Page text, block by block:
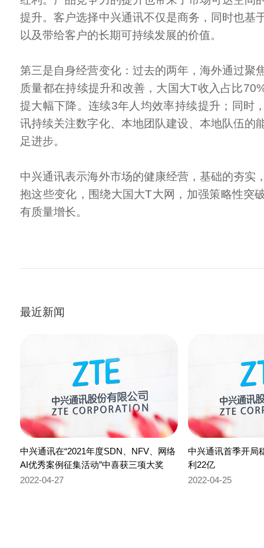
提升。客户选择中兴通讯不仅是商务，同时也基
以及带给客户的长期可持续发展的价值。
第三是自身经营变化：过去的两年，海外通过聚
质量都在持续提升和改善，大国大T收入占比
提大幅下降。连续3年人均效率持续提升；同时
讯持续关注数字化、本地团队建设、本地队伍的
足进步。
中兴通讯表示海外市场的健康经营，基础的夯实
抱这些变化，围绕大国大T大网，加强策略性突
有质量增长。
最近新闻
中兴通讯在“2021年度SDN、NFV、网络
AI优秀案例征集活动”中喜获三项大奖
2022-04-27
中兴通讯首季开局
利22亿
2022-04-25